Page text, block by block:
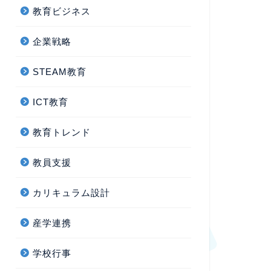
教育ビジネス
企業戦略
STEAM教育
ICT教育
教育トレンド
教員支援
カリキュラム設計
産学連携
学校行事